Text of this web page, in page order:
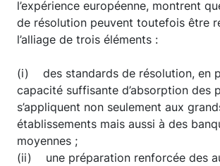
l’expérience européenne, montrent
de résolution peuvent toutefois être
l’alliage de trois éléments :
(i) des standards de résolution, en
capacité suffisante d’absorption des
s’appliquent non seulement aux
établissements mais aussi à des
moyennes ;
(ii) une préparation renforcée des